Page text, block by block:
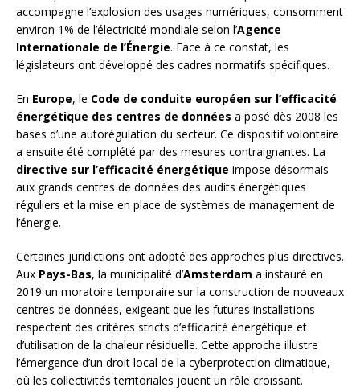
accompagne l’explosion des usages numériques, consomment
environ 1% de l’électricité mondiale selon l’Agence
Internationale de l’Énergie. Face à ce constat, les
législateurs ont développé des cadres normatifs spécifiques.
En Europe, le Code de conduite européen sur l’efficacité
énergétique des centres de données a posé dès 2008 les
bases d’une autorégulation du secteur. Ce dispositif volontaire
a ensuite été complété par des mesures contraignantes. La
directive sur l’efficacité énergétique impose désormais
aux grands centres de données des audits énergétiques
réguliers et la mise en place de systèmes de management de
l’énergie.
Certaines juridictions ont adopté des approches plus directives.
Aux Pays-Bas, la municipalité d’Amsterdam a instauré en
2019 un moratoire temporaire sur la construction de nouveaux
centres de données, exigeant que les futures installations
respectent des critères stricts d’efficacité énergétique et
d’utilisation de la chaleur résiduelle. Cette approche illustre
l’émergence d’un droit local de la cyberprotection climatique,
où les collectivités territoriales jouent un rôle croissant.